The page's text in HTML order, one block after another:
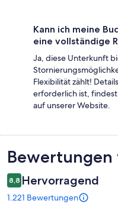
Kann ich meine
eine vollständige
Ja, diese Unterkunft
Flexibilität zählt!
erforderlich ist,
auf unserer Website.
Bewertungen
Bewertungen
8,8 Hervorragend
1.221 Bewertungen